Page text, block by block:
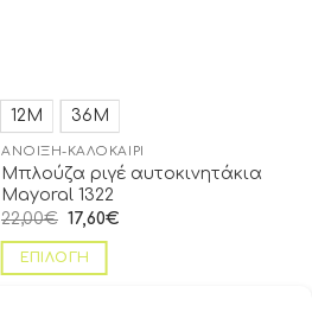
12Μ 36Μ
ΆΝΟΙΞΗ-ΚΑΛΟΚΑΊΡΙ
Μπλούζα ριγέ αυτοκινητάκια
Mayoral 1322
22,00€ 17,60€
ΕΠΙΛΟΓΉ